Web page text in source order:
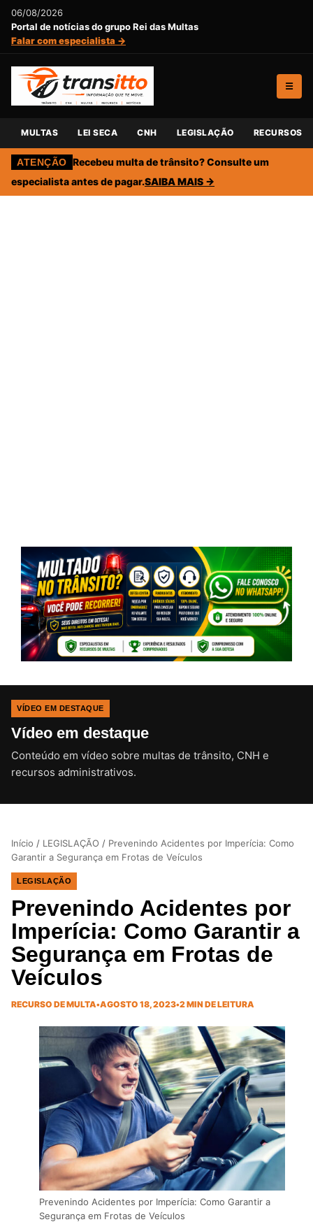
06/08/2026
Portal de notícias do grupo Rei das Multas
Falar com especialista →
☰
MULTAS LEI SECA CNH LEGISLAÇÃO RECURSOS
ATENÇÃO Recebeu multa de trânsito? Consulte um
especialista antes de pagar.SAIBA MAIS →
VÍDEO EM DESTAQUE
Vídeo em destaque
Conteúdo em vídeo sobre multas de trânsito, CNH e
recursos administrativos.CLIQUE PARA ATIVAR O SOM
Início / LEGISLAÇÃO / Prevenindo Acidentes por Imperícia: Como
Garantir a Segurança em Frotas de Veículos
LEGISLAÇÃO
Prevenindo Acidentes por
Imperícia: Como Garantir a
Segurança em Frotas de
Veículos
RECURSO DE MULTA•AGOSTO 18, 2023•2 MIN DE LEITURA
Prevenindo Acidentes por Imperícia: Como Garantir a
Segurança em Frotas de Veículos